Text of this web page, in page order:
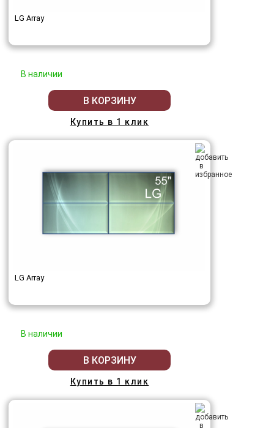
LG Array
В наличии
В КОРЗИНУ
Купить в 1 клик
LG Array
В наличии
В КОРЗИНУ
Купить в 1 клик